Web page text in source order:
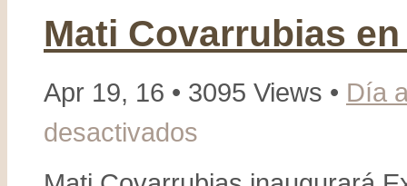
Mati Covarrubias
Apr 19, 16 • 3095 Views • Día
desactivados